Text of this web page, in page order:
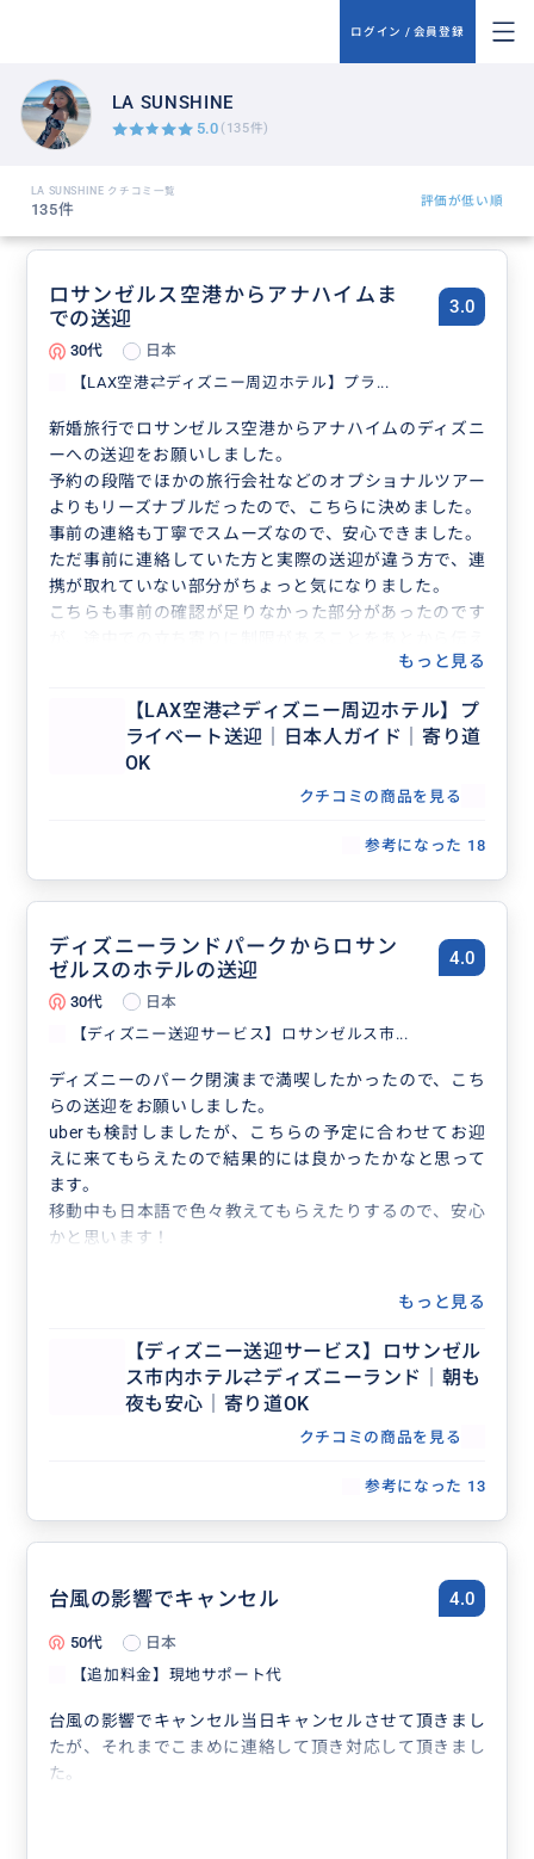
ログイン / 会員登録
LA SUNSHINE
5.0 (135件)
LA SUNSHINE クチコミ一覧
135件 評価が低い順
ロサンゼルス空港からアナハイムま
での送迎
3.0
30代
日本
【LAX空港⇄ディズニー周辺ホテル】プラ...
新婚旅行でロサンゼルス空港からアナハイムのディズニ
ーへの送迎をお願いしました。
予約の段階でほかの旅行会社などのオプショナルツアー
よりもリーズナブルだったので、こちらに決めました。
事前の連絡も丁寧でスムーズなので、安心できました。
ただ事前に連絡していた方と実際の送迎が違う方で、連
携が取れていない部分がちょっと気になりました。
こちらも事前の確認が足りなかった部分があったのです
な、と思います。
もっと見る
【LAX空港⇄ディズニー周辺ホテル】プ
ライベート送迎｜日本人ガイド｜寄り道
OK
クチコミの商品を見る
参考になった 18
ディズニーランドパークからロサン
ゼルスのホテルの送迎
4.0
30代
日本
【ディズニー送迎サービス】ロサンゼルス市...
ディズニーのパーク閉演まで満喫したかったので、こち
らの送迎をお願いしました。
uberも検討しましたが、こちらの予定に合わせてお迎
えに来てもらえたので結果的には良かったかなと思って
ます。
移動中も日本語で色々教えてもらえたりするので、安心
かと思います！
もっと見る
【ディズニー送迎サービス】ロサンゼル
ス市内ホテル⇄ディズニーランド｜朝も
夜も安心｜寄り道OK
クチコミの商品を見る
参考になった 13
台風の影響でキャンセル 4.0
50代
日本
【追加料金】現地サポート代
台風の影響でキャンセル当日キャンセルさせて頂きまし
たが、それまでこまめに連絡して頂き対応して頂きまし
た。